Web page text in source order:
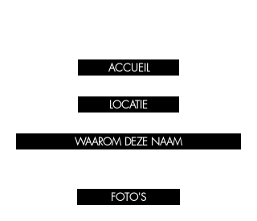
ACCUEIL
LOCATIE
WAAROM DEZE NAAM
FOTO'S